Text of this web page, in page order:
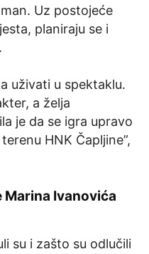
Uz postojeće
planiraju se i
uživati u spektaklu.
a želja
je da se igra upravo
HNK Čapljine”,
Ivanovića
su i zašto su odlučili